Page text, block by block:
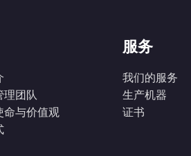
理团队
命与价值观
服务
我们的服务
生产机器
证书